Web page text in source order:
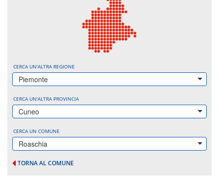
CERCA UN'ALTRA REGIONE
Piemonte
CERCA UN'ALTRA PROVINCIA
Cuneo
CERCA UN COMUNE
Roaschia
TORNA AL COMUNE